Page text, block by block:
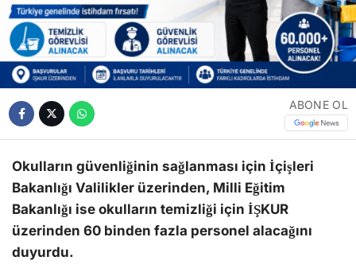
ABONE OL
Okulların güvenliğinin sağlanması için İçişleri
Bakanlığı Valilikler üzerinden, Milli Eğitim
Bakanlığı ise okulların temizliği için İŞKUR
üzerinden 60 binden fazla personel alacağını
duyurdu.